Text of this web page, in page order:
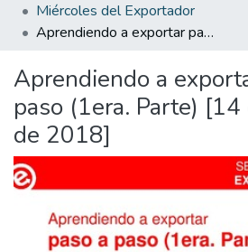
Statistics
Estadísticas Externas
Miércoles del Exportador
Aprendiendo a exportar paso a paso (1era. Parte) [14 de noviembre de 2018]
Aprendiendo a
paso (1era. Parte)
de 2018]